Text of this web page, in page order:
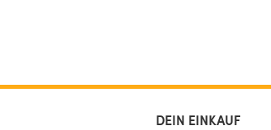
DEIN EINKAUF